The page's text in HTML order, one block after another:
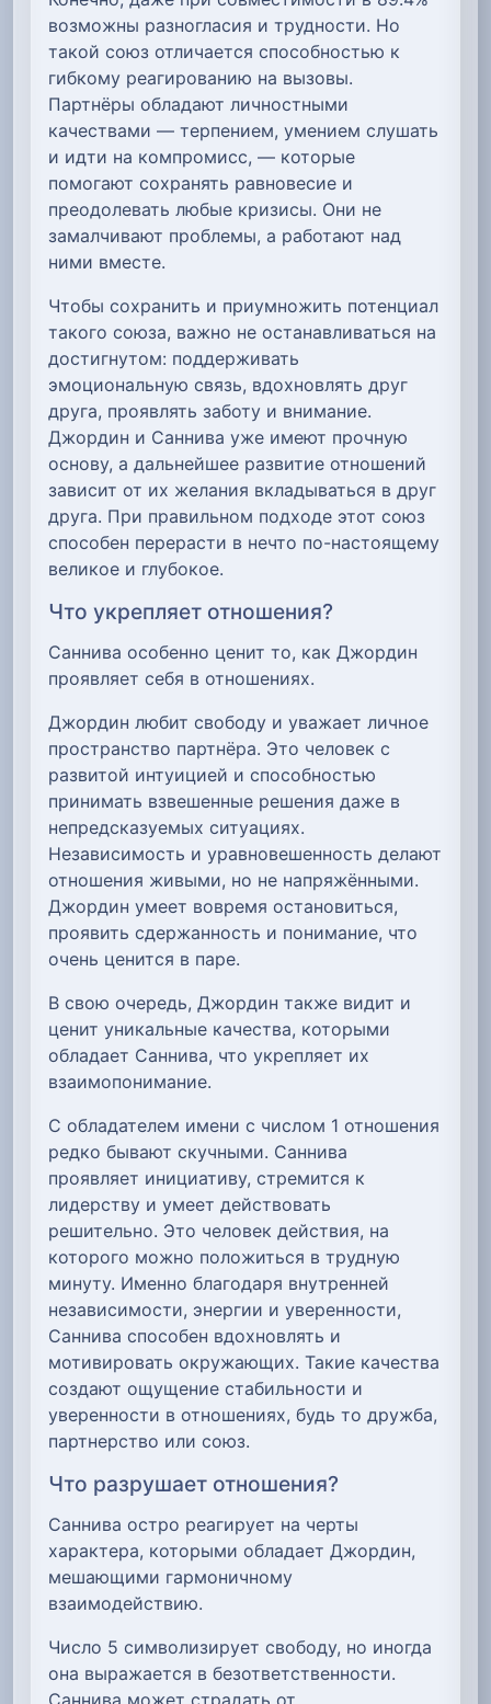
возможны разногласия и трудности. Но
такой союз отличается способностью к
гибкому реагированию на вызовы.
Партнёры обладают личностными
качествами — терпением, умением слушать
и идти на компромисс, — которые
помогают сохранять равновесие и
преодолевать любые кризисы. Они не
замалчивают проблемы, а работают над
ними вместе.
Чтобы сохранить и приумножить потенциал
такого союза, важно не останавливаться на
достигнутом: поддерживать
эмоциональную связь, вдохновлять друг
друга, проявлять заботу и внимание.
Джордин и Саннива уже имеют прочную
основу, а дальнейшее развитие отношений
зависит от их желания вкладываться в друг
друга. При правильном подходе этот союз
способен перерасти в нечто по-настоящему
великое и глубокое.
Что укрепляет отношения?
Саннива особенно ценит то, как Джордин
проявляет себя в отношениях.
Джордин любит свободу и уважает личное
пространство партнёра. Это человек с
развитой интуицией и способностью
принимать взвешенные решения даже в
непредсказуемых ситуациях.
Независимость и уравновешенность делают
отношения живыми, но не напряжёнными.
Джордин умеет вовремя остановиться,
проявить сдержанность и понимание, что
очень ценится в паре.
В свою очередь, Джордин также видит и
ценит уникальные качества, которыми
обладает Саннива, что укрепляет их
взаимопонимание.
С обладателем имени с числом 1 отношения
редко бывают скучными. Саннива
проявляет инициативу, стремится к
лидерству и умеет действовать
решительно. Это человек действия, на
которого можно положиться в трудную
минуту. Именно благодаря внутренней
независимости, энергии и уверенности,
Саннива способен вдохновлять и
мотивировать окружающих. Такие качества
создают ощущение стабильности и
уверенности в отношениях, будь то дружба,
партнерство или союз.
Что разрушает отношения?
Саннива остро реагирует на черты
характера, которыми обладает Джордин,
мешающими гармоничному
взаимодействию.
Число 5 символизирует свободу, но иногда
она выражается в безответственности.
Саннива может страдать от